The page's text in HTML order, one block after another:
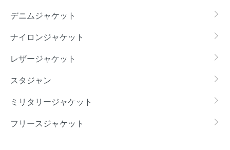
デニムジャケット
ナイロンジャケット
レザージャケット
スタジャン
ミリタリージャケット
フリースジャケット